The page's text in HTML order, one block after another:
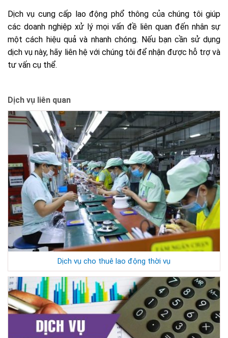
Dịch vụ cung cấp lao động phổ thông của chúng tôi giúp
các doanh nghiệp xử lý mọi vấn đề liên quan đến nhân sự
một cách hiệu quả và nhanh chóng. Nếu bạn cần sử dụng
dịch vụ này, hãy liên hệ với chúng tôi để nhận được hỗ trợ và
tư vấn cụ thể.
Dịch vụ liên quan
Dịch vụ cho thuê lao động thời vụ